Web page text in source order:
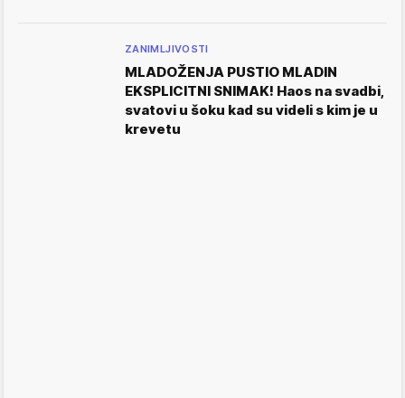
ZANIMLJIVOSTI
MLADOŽENJA PUSTIO MLADIN
EKSPLICITNI SNIMAK! Haos na svadbi,
svatovi u šoku kad su videli s kim je u
krevetu